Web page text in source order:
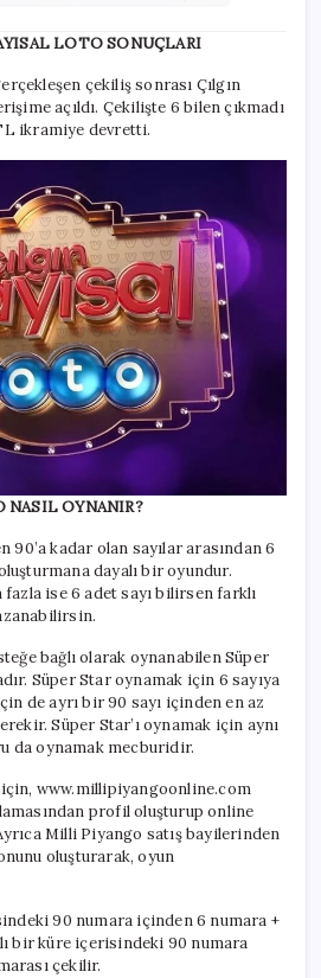
LOTO SONUÇLARI
çekiliş sonrası Çılgın
açıldı. Çekilişte 6 bilen çıkmadı
ikramiye devretti.
NASIL OYNANIR?
90’a kadar olan sayılar arasından 6
dayalı bir oyundur.
fazla ise 6 adet sayı bilirsen farklı
bağlı olarak oynanabilen Süper
Süper Star oynamak için 6 sayıya
de ayrı bir 90 sayı içinden en az
Süper Star’ı oynamak için aynı
da oynamak mecburidir.
için, www.millipiyangoonline.com
profil oluşturup online
Milli Piyango satış bayilerinden
oluşturarak, oyun
90 numara içinden 6 numara +
bir küre içerisindeki 90 numara
çekilir.